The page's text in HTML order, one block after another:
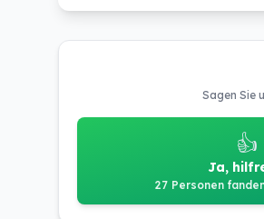
Sagen Sie
👍
Ja,
27 Personen